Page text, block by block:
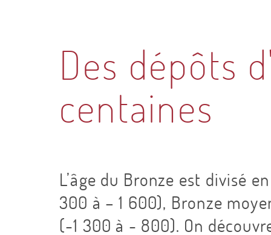
Des dépôts
centaines
L’âge du Bronze est divisé
300 à – 1 600), Bronze
(-1 300 à - 800). On